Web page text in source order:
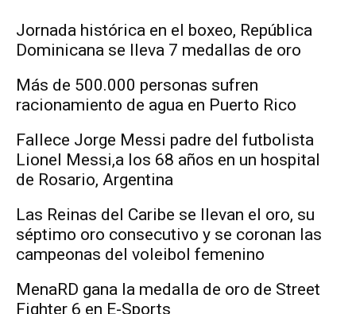
Jornada histórica en el boxeo, República
Dominicana se lleva 7 medallas de oro
Más de 500.000 personas sufren
racionamiento de agua en Puerto Rico
Fallece Jorge Messi padre del futbolista
Lionel Messi,a los 68 años en un hospital
de Rosario, Argentina
Las Reinas del Caribe se llevan el oro, su
séptimo oro consecutivo y se coronan las
campeonas del voleibol femenino
MenaRD gana la medalla de oro de Street
Fighter 6 en E-Sports